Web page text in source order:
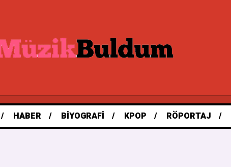
HABER BIYOGRAFI KPOP RÖPORTAJ